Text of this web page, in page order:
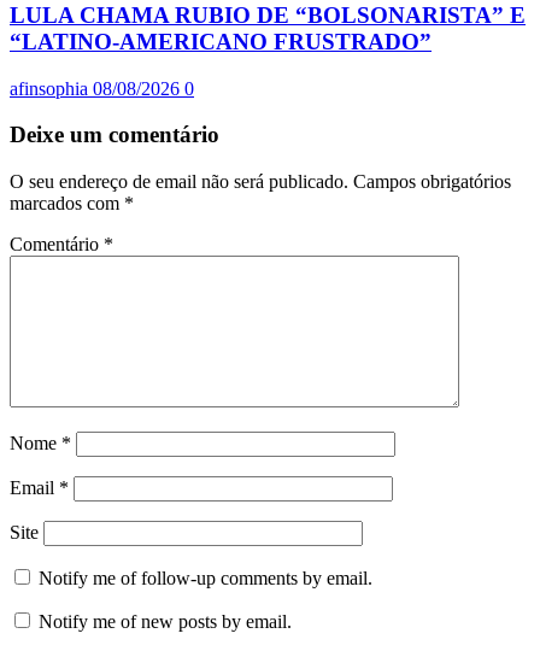
LULA CHAMA RUBIO DE “BOLSONARISTA” E
“LATINO-AMERICANO FRUSTRADO”
afinsophia 08/08/2026 0
Deixe um comentário
O seu endereço de email não será publicado. Campos obrigatórios
marcados com *
Comentário *
Nome *
Email *
Site
Notify me of follow-up comments by email.
Notify me of new posts by email.